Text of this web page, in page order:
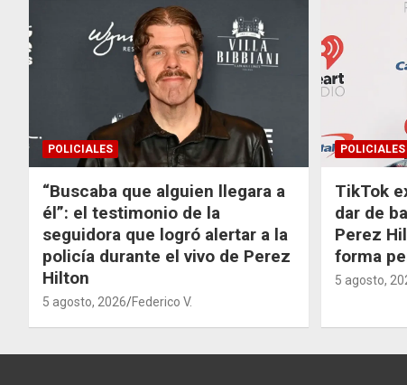
POLICIALES
“Buscaba que alguien llegara a
él”: el testimonio de la
seguidora que logró alertar a la
policía durante el vivo de Perez
Hilton
5 agosto, 2026 Federico V.
POLICIALES
TikTok
dar de
Perez
forma
5 agosto,